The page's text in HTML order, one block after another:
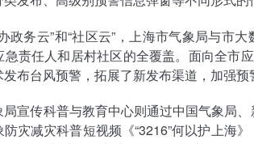
政务云”和“社区云”，上海市气象局与市
责任人和居村社区的全覆盖。面向全市
布台风预警，拓展了新发布渠道，加强预
局宣传科普与教育中心则通过中国气象局
灾减灾科普短视频《“3216”何以护上海